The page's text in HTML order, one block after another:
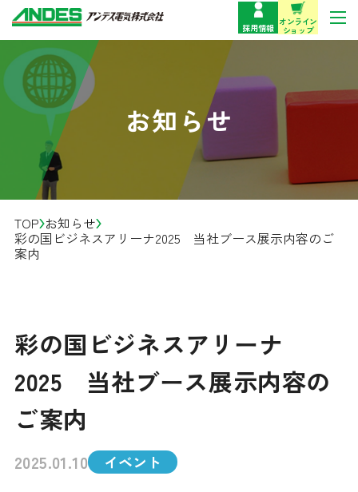
採用情報 オンライン
ショップ
製品情報
サポート・お問い合わせ
企業情報
事業紹介
お役立ち情報
その他
お知らせ
TOP お知らせ
彩の国ビジネスアリーナ2025 当社ブース展示内容のご
案内
彩の国ビジネスアリーナ
2025 当社ブース展示内容の
ご案内
2025.01.10 イベント